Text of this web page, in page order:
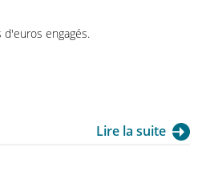
d'euros engagés.
Lire la suite